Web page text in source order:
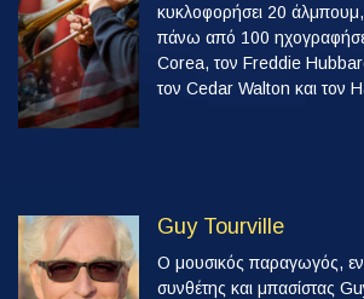
κυκλοφορήσει 20 άλμπουμ,
πάνω από 100
Corea, τον Freddie
τον Cedar Walton και τον
Guy Tourville
Ο μουσικός παραγωγός,
συνθέτης και μπασίστας